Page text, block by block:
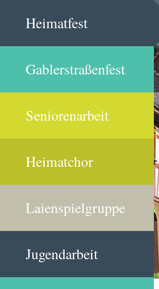
Heimatfest
Gablerstraßenfest
Seniorenarbeit
Heimatchor
Laienspielgruppe
Jugendarbeit